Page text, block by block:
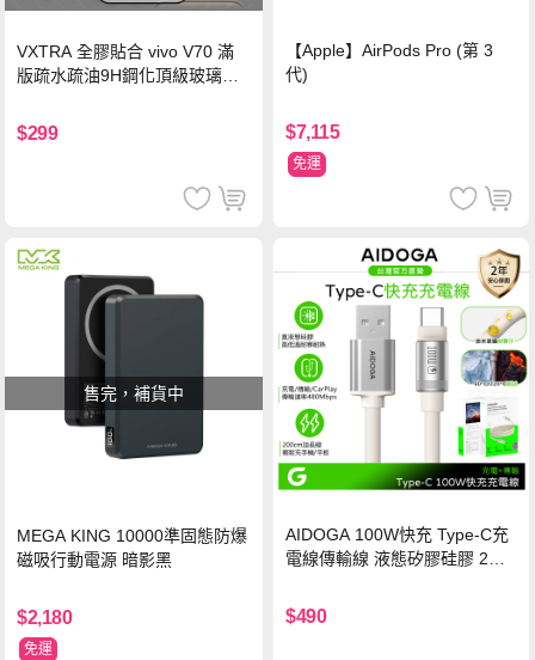
VXTRA 全膠貼合 vivo V70 滿
版疏水疏油9H鋼化頂級玻璃貼
$299
【Apple】AirPods Pro (第 3
代)
$7,115
免運
售完，補貨中
MEGA KING 10000準固態防爆
磁吸行動電源 暗影黑
$2,180
免運
AIDOGA 100W快充 Type-C充
電線傳輸線 液態矽膠硅膠 2M
$490